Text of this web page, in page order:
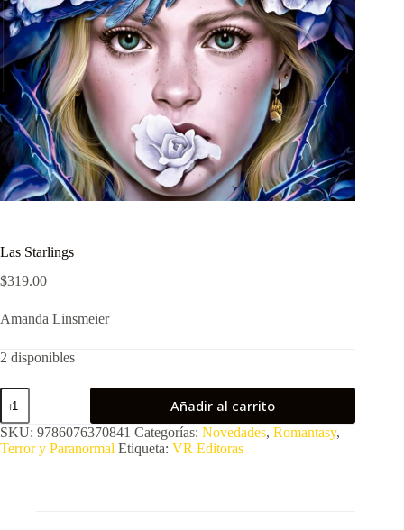
Las Starlings
$319.00
Amanda Linsmeier
2 disponibles
Las
Starlings
cantidad
Añadir al carrito
SKU: 9786076370841 Categorías: Novedades, Romantasy,
Terror y Paranormal Etiqueta: VR Editoras